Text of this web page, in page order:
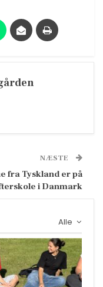
NÆSTE
fra Tyskland er på
i Danmark
Alle